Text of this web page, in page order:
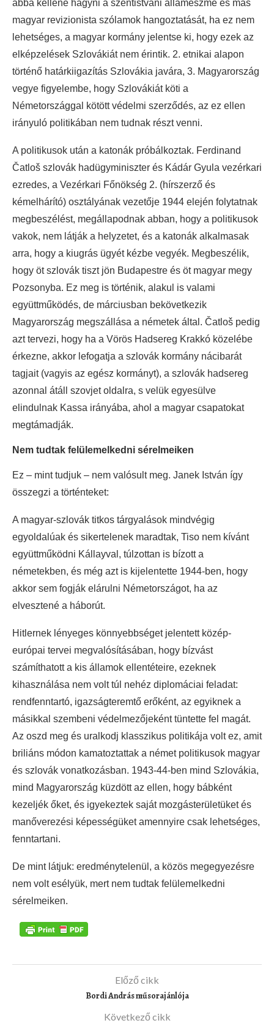
abba kellene hagyni a szentistváni állameszme és más
magyar revizionista szólamok hangoztatását, ha ez nem
lehetséges, a magyar kormány jelentse ki, hogy ezek az
elképzelések Szlovákiát nem érintik. 2. etnikai alapon
történő határkiigazítás Szlovákia javára, 3. Magyarország
vegye figyelembe, hogy Szlovákiát köti a
Németországgal kötött védelmi szerződés, az ez ellen
irányuló politikában nem tudnak részt venni.
A politikusok után a katonák próbálkoztak. Ferdinand
Čatloš szlovák hadügyminiszter és Kádár Gyula vezérkari
ezredes, a Vezérkari Főnökség 2. (hírszerző és
kémelhárító) osztályának vezetője 1944 elején folytatnak
megbeszélést, megállapodnak abban, hogy a politikusok
vakok, nem látják a helyzetet, és a katonák alkalmasak
arra, hogy a kiugrás ügyét kézbe vegyék. Megbeszélik,
hogy öt szlovák tiszt jön Budapestre és öt magyar megy
Pozsonyba. Ez meg is történik, alakul is valami
együttműködés, de márciusban bekövetkezik
Magyarország megszállása a németek által. Čatloš pedig
azt tervezi, hogy ha a Vörös Hadsereg Krakkó közelébe
érkezne, akkor lefogatja a szlovák kormány nácibarát
tagjait (vagyis az egész kormányt), a szlovák hadsereg
azonnal átáll szovjet oldalra, s velük egyesülve
elindulnak Kassa irányába, ahol a magyar csapatokat
megtámadják.
Nem tudtak felülemelkedni sérelmeiken
Ez – mint tudjuk – nem valósult meg. Janek István így
összegzi a történteket:
A magyar-szlovák titkos tárgyalások mindvégig
egyoldalúak és sikertelenek maradtak, Tiso nem kívánt
együttműködni Kállayval, túlzottan is bízott a
németekben, és még azt is kijelentette 1944-ben, hogy
akkor sem fogják elárulni Németországot, ha az
elvesztené a háborút.
Hitlernek lényeges könnyebbséget jelentett közép-
európai tervei megvalósításában, hogy bízvást
számíthatott a kis államok ellentéteire, ezeknek
kihasználása nem volt túl nehéz diplomáciai feladat:
rendfenntartó, igazságteremtő erőként, az egyiknek a
másikkal szembeni védelmezőjeként tüntette fel magát.
Az oszd meg és uralkodj klasszikus politikája volt ez, amit
briliáns módon kamatoztattak a német politikusok magyar
és szlovák vonatkozásban. 1943-44-ben mind Szlovákia,
mind Magyarország küzdött az ellen, hogy bábként
kezeljék őket, és igyekeztek saját mozgásterületüket és
manőverezési képességüket amennyire csak lehetséges,
fenntartani.
De mint látjuk: eredménytelenül, a közös megegyezésre
nem volt esélyük, mert nem tudtak felülemelkedni
sérelmeiken.
Előző cikk
Bordi András műsorajánlója
Következő cikk